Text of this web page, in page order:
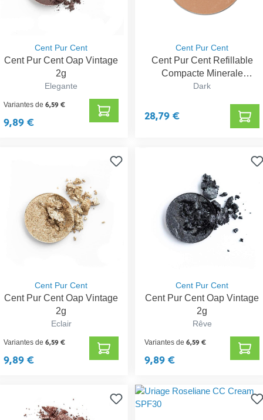
Cent Pur Cent
Cent Pur Cent Oap Vintage
2g
Elegante
Variantes de6,59 €
9,89 €
Cent Pur Cent
Cent Pur Cent Refillable
Compacte Minerale
Foundation
Dark
28,79 €
Cent Pur Cent
Cent Pur Cent Oap Vintage
2g
Eclair
Variantes de6,59 €
9,89 €
Cent Pur Cent
Cent Pur Cent Oap Vintage
2g
Rêve
Variantes de6,59 €
9,89 €